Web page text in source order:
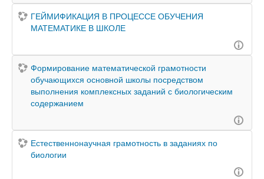
ГЕЙМИФИКАЦИЯ В ПРОЦЕССЕ ОБУЧЕНИЯ
МАТЕМАТИКЕ В ШКОЛЕ
Формирование математической грамотности
обучающихся основной школы посредством
выполнения комплексных заданий с биологическим
содержанием
Естественнонаучная грамотность в заданиях по
биологии